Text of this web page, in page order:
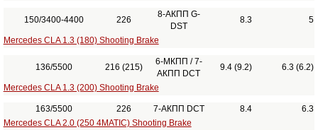
150/3400-4400 226
8-АКПП G-
DST
8.3 5
Mercedes CLA 1.3 (180) Shooting Brake
136/5500 216 (215)
6-МКПП / 7-
АКПП DCT
9.4 (9.2) 6.3 (6.2)
Mercedes CLA 1.3 (200) Shooting Brake
163/5500 226 7-АКПП DCT 8.4
6.3
Mercedes CLA 2.0 (250 4MATIC) Shooting Brake